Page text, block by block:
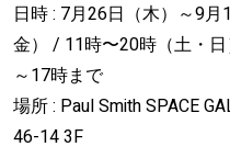
日時 : 7月26日（木）～9
金） / 11時〜20時（土・
～17時まで
場所 : Paul Smith SPACE
46-14 3F